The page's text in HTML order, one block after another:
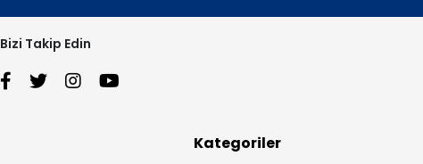
Bizi Takip Edin
Kategoriler